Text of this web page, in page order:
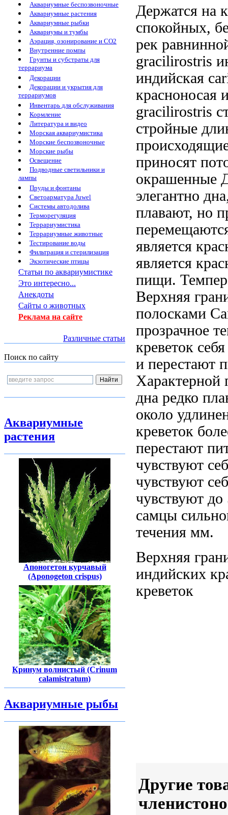
Аквариумные беспозвоночные
Аквариумные растения
Аквариумные рыбки
Аквариумы и тумбы
Аэрация, озонирование и CO2
Внутренние помпы
Грунты и субстраты для
террариума
Декорации
Декорации и укрытия для
террариумов
Инвентарь для обслуживания
Кормление
Литература и видео
Морская аквариумистика
Морские беспозвоночные
Морские рыбы
Освещение
Подводные светильники и
лампы
Пруды и фонтаны
Светоарматура Juwel
Системы автодолива
Терморегуляция
Террариумистика
Террариумные животные
Тестирование воды
Фильтрация и стерилизация
Экзотические птицы
Статьи по аквариумистике
Это интересно...
Анекдоты
Сайты о животных
Реклама на сайте
Различные статьи
Поиск по сайту
Аквариумные
растения
Апоногетон курчавый
(Aponogeton crispus)
Кринум волнистый (Crinum
calamistratum)
Аквариумные рыбы
Держатся на
спокойных,
рек
gracilirostris
индийская
красноносая
gracilirostris
стройные
приносят
окрашенные
элегантно
плавают, но
является
является
пищи.
Верхняя
полосками
прозрачное
креветок
и перестают
Характерной
дна редко
около
креветок
перестают
чувствуют
чувствуют
чувствуют
самцы
течения мм.
Верхняя
индийских
креветок
Другие